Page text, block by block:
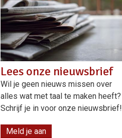
Lees onze nieuwsbrief
Wil je geen nieuws missen over
alles wat met taal te maken heeft?
Schrijf je in voor onze nieuwsbrief!
Meld je aan